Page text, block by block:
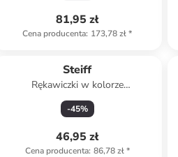
81,95 zł
Cena producenta: 173,78 zł*
Steiff
Rękawiczki w kolorze
jasnobrązowym
-45%
46,95 zł
Cena producenta: 86,78 zł*